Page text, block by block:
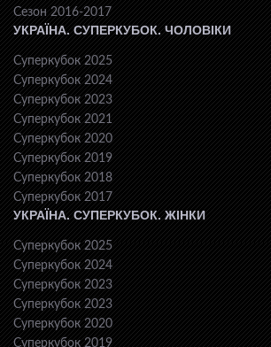
Сезон 2016-2017
УКРАЇНА. СУПЕРКУБОК. ЧОЛОВІКИ
Суперкубок 2025
Суперкубок 2024
Суперкубок 2023
Суперкубок 2021
Суперкубок 2020
Суперкубок 2019
Суперкубок 2018
Суперкубок 2017
УКРАЇНА. СУПЕРКУБОК. ЖІНКИ
Суперкубок 2025
Суперкубок 2024
Суперкубок 2023
Суперкубок 2023
Суперкубок 2020
Суперкубок 2019